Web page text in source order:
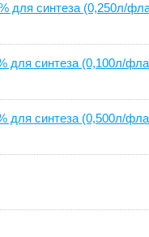
синтеза (0,250л/
синтеза (0,100л/
синтеза (0,500л/